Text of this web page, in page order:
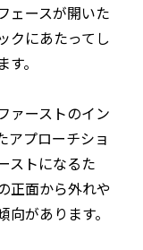
ェースが開いた
クにあたってし
。
ァーストのイン
アプローチショ
ストになるた
正面から外れや
があります。